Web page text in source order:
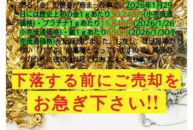
ある「金」の需要が高まった事で、2026年1月29
日には歴史上初の金1ｇあたり30,248円 (小売流通
価格)・プラチナ1ｇあたり15,846円 (2026/1/26
小売流通価格)・銀1ｇあたり650円 (2026/1/30小
売流通価格)を記録致しました。​しかし、ほぼ足場の
ない「バブル」的高騰となっていますので、高値の
今のうちに売却を当店ではおススメ致します。
下落する前にご売却を
お急ぎ下さい!!